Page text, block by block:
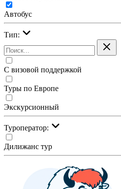
Автобус
Тип:
С визовой поддержкой
Туры по Европе
Экскурсионный
Туроператор:
Дилижанс тур